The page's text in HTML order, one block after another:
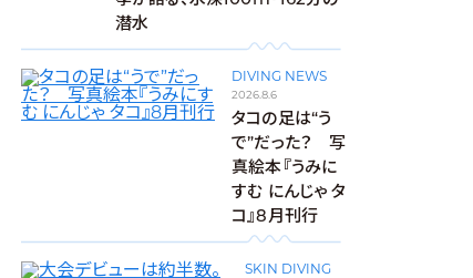
潜水
DIVING NEWS
2026.8.6
タコの足は“う
で”だった？ 写
真絵本『うみに
すむ にんじゃ タ
コ』8月刊行
SKIN DIVING